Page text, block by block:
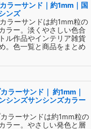
ラーサンド｜約1mm｜国
ンズ
ラーサンドは約1mm粒の
ラー。淡くやさしい色合
ル作品やインテリア雑貨
。色一覧と商品をまとめ
ラーサンド｜ 約1mm｜
シンズサンシンズカラー
ラーサンドは約1mm粒の
ラー。やさしい発色と層